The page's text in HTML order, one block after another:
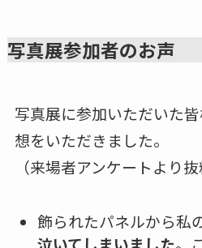
写真展参加者のお声
写真展に参加いただいた
想をいただきました。
（来場者アンケートより抜
飾られたパネルから私